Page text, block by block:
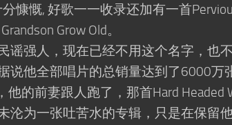
慷慨, 好歌一一收录还加有一首
Grow Old。
强人，现在已经不用这个名字，也
说他全部唱片的总销量达到了6000万
他的前妻跟人跑了，那首Hard Headed
沦为一张吐苦水的专辑，只是在保留